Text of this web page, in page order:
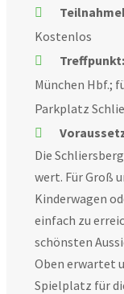
Kostenlos
Treffpunkt:
München Hbf.;
Parkplatz
Die
wert. Für Groß
Kinderwagen
einfach zu
schönsten
Oben erwartet
Spielplatz für